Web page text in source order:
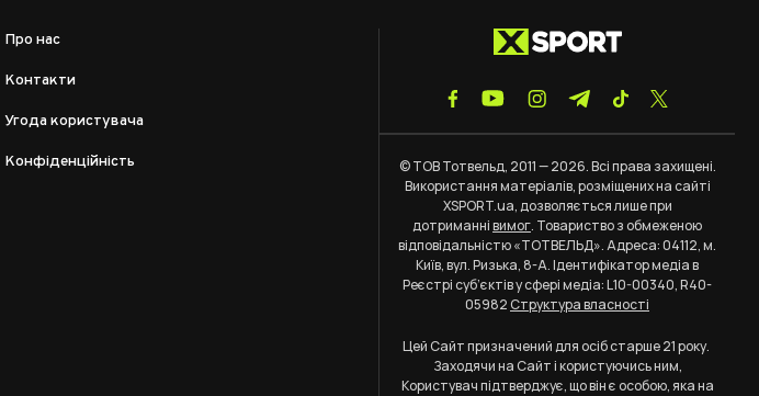
Про нас
Контакти
Угода користувача
Конфіденційність
© ТОВ Тотвельд, 2011 — 2026. Всі права захищені.
Використання матеріалів, розміщених на сайті
XSPORT.ua, дозволяється лише при
дотриманнівимог. Товариство з обмеженою
відповідальністю «ТОТВЕЛЬД». Адреса: 04112, м.
Київ, вул. Ризька, 8-А. Ідентифікатор медіа в
Реєстрі суб’єктів у сфері медіа: L10-00340, R40-
05982Структура власності
Цей Сайт призначений для осіб старше 21 року.
Заходячи на Сайт і користуючись ним,
Користувач підтверджує, що він є особою, яка на